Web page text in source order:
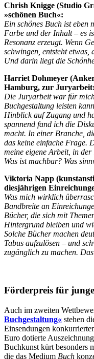
Chrish Knigge (Studio
»schönen Buch«:
Ein schönes Buch ist eben
Farbe und der Inhalt – es
Resonanz erzeugt. Wenn
schwingen, entsteht etwas,
Und darin liegt die
Harriet Dohmeyer
Hamburg, zur Juryarbeit:
Die Juryarbeit war für
Buchgestaltung leisten
Hinblick auf Zugang und
spannend fand ich die
macht. In einer Branche,
das keine einfache Frage.
meine eigene Arbeit, in
Was ist machbar? Was
Viktoria Napp
diesjährigen
Was mich wirklich
Bandbreite an
Bücher, die sich mit
Hintergrund bleiben und
Solche Bücher machen
Tabus aufzulösen – und
zugänglich zu machen.
Förderpreis für
Auch im zweiten
Buchgestaltung« stehen
Einsendungen
Euro dotierte
Buchkunst kürt besonders
die das Medium Buch